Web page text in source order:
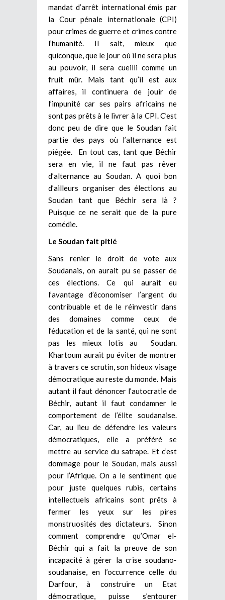
mandat d’arrêt international émis par
la Cour pénale internationale (CPI)
pour crimes de guerre et crimes contre
l’humanité. Il sait, mieux que
quiconque, que le jour où il ne sera plus
au pouvoir, il sera cueilli comme un
fruit mûr. Mais tant qu’il est aux
affaires, il continuera de jouir de
l’impunité car ses pairs africains ne
sont pas prêts à le livrer à la CPI. C’est
donc peu de dire que le Soudan fait
partie des pays où l’alternance est
piégée. En tout cas, tant que Béchir
sera en vie, il ne faut pas rêver
d’alternance au Soudan. A quoi bon
d’ailleurs organiser des élections au
Soudan tant que Béchir sera là ?
Puisque ce ne serait que de la pure
comédie.
Le Soudan fait pitié
Sans renier le droit de vote aux
Soudanais, on aurait pu se passer de
ces élections. Ce qui aurait eu
l’avantage d’économiser l’argent du
contribuable et de le réinvestir dans
des domaines comme ceux de
l’éducation et de la santé, qui ne sont
pas les mieux lotis au Soudan.
Khartoum aurait pu éviter de montrer
à travers ce scrutin, son hideux visage
démocratique au reste du monde. Mais
autant il faut dénoncer l’autocratie de
Béchir, autant il faut condamner le
comportement de l’élite soudanaise.
Car, au lieu de défendre les valeurs
démocratiques, elle a préféré se
mettre au service du satrape. Et c’est
dommage pour le Soudan, mais aussi
pour l’Afrique. On a le sentiment que
pour juste quelques rubis, certains
intellectuels africains sont prêts à
fermer les yeux sur les pires
monstruosités des dictateurs. Sinon
comment comprendre qu’Omar el-
Béchir qui a fait la preuve de son
incapacité à gérer la crise soudano-
soudanaise, en l’occurrence celle du
Darfour, à construire un Etat
démocratique, puisse s’entourer